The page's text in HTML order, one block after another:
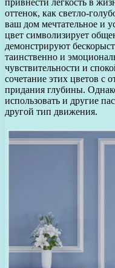
привнести легкость в
оттенок, как светло-
ваш дом мечтательное и
цвет символизирует
демонстрируют
таинственно и
чувствительности и
сочетание этих цветов с
придания глубины.
использовать и другие
другой тип движения.